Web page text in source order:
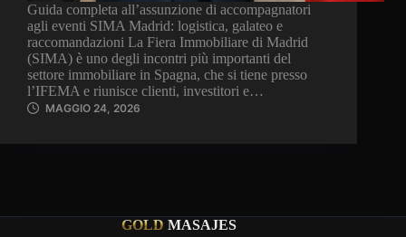
Guida completa all’assunzione di accompagnatori
agli eventi SIMA Madrid: logistica, galateo e
raccomandazioni La Fiera Immobiliare di Madrid
(SIMA) è uno degli incontri più importanti del
settore immobiliare in Spagna, che si tiene presso
l’IFEMA e riunisce clienti, investitori e…
MAGGIO 24, 2026
GOLD MASAJES